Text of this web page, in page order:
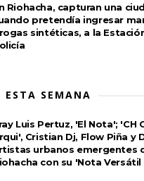
Riohacha, capturan una
pretendía ingresar
sintéticas, a la
ESTA SEMANA
Luis Pertuz, 'El Nota'; 'CH
Cristian Dj, Flow Piña y
urbanos emergentes
con su 'Nota Versátil